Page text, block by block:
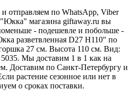
отправляем по WhatsApp, Viber
магазина giftaway.ru вы
- подешевле и побольше -
разветвленная D27 H110" по
27 см. Высота 110 см. Вид:
Мы доставим 1 в 1 как на
Доставим по Санкт-Петербургу и
растение сезонное или нет в
о сроках поставки.